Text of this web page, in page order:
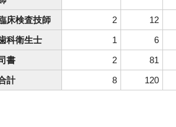
床検査技師 2 12
科衛生士
1 6
書
2 81
計
8 120